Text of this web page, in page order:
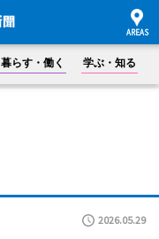
暮らす・働く 学ぶ・知る
2026.05.29